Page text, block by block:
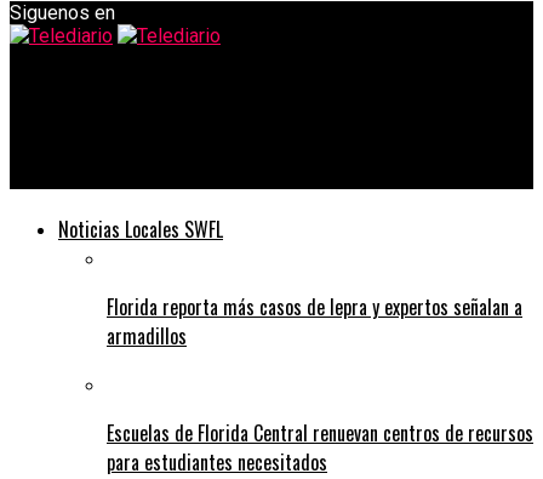
Siguenos en
Noticias Locales SWFL
Florida reporta más casos de lepra y expertos señalan a
armadillos
Escuelas de Florida Central renuevan centros de recursos
para estudiantes necesitados